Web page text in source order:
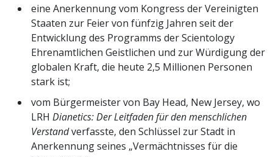
eine Anerkennung vom Kongress der Vereinigten
Staaten zur Feier von fünfzig Jahren seit der
Entwicklung des Programms der Scientology
Ehrenamtlichen Geistlichen und zur Würdigung der
globalen Kraft, die heute 2,5 Millionen Personen
stark ist;
vom Bürgermeister von Bay Head, New Jersey, wo
LRH Dianetics: Der Leitfaden für den menschlichen
Verstandverfasste, den Schlüssel zur Stadt in
Anerkennung seines „Vermächtnisses für die